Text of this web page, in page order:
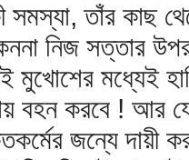
সমস্যা, তাঁর কাছ
নিজ সত্তার উপর
মুখোশের মধ্যেই
বহন করবে ! আর
জন্যে দায়ী